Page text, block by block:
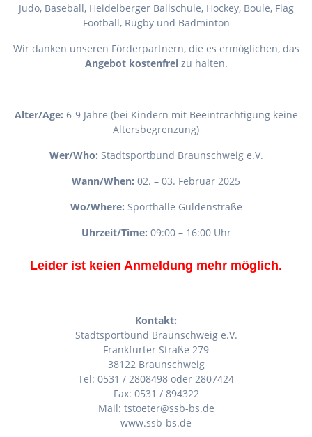
Judo, Baseball, Heidelberger Ballschule, Hockey, Boule, Flag
Football, Rugby und Badminton
Wir danken unseren Förderpartnern, die es ermöglichen, das
Angebot kostenfreizu halten.
Alter/Age: 6-9 Jahre (bei Kindern mit Beeinträchtigung keine
Altersbegrenzung)
Wer/Who: Stadtsportbund Braunschweig e.V.
Wann/When: 02. – 03. Februar 2025
Wo/Where: Sporthalle Güldenstraße
Uhrzeit/Time: 09:00 – 16:00 Uhr
Leider ist keien Anmeldung mehr möglich.
Kontakt:
Stadtsportbund Braunschweig e.V.
Frankfurter Straße 279
38122 Braunschweig
Tel: 0531 / 2808498 oder 2807424
Fax: 0531 / 894322
Mail: tstoeter@ssb-bs.de
www.ssb-bs.de